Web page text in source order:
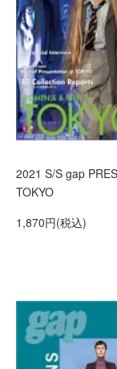
2021 S/S gap
TOKYO
1,870円(税込)